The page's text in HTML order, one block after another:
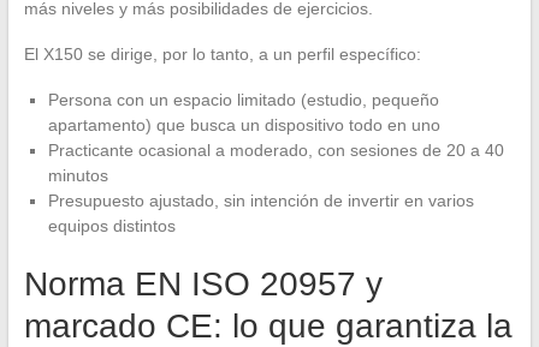
más niveles y más posibilidades de ejercicios.
El X150 se dirige, por lo tanto, a un perfil específico:
Persona con un espacio limitado (estudio, pequeño
apartamento) que busca un dispositivo todo en uno
Practicante ocasional a moderado, con sesiones de 20 a 40
minutos
Presupuesto ajustado, sin intención de invertir en varios
equipos distintos
Norma EN ISO 20957 y
marcado CE: lo que garantiza la